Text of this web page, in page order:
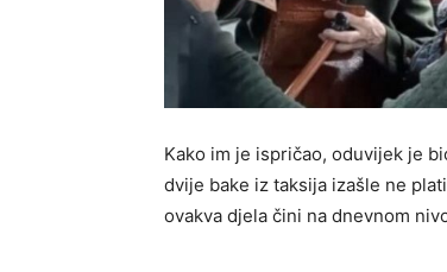
Kako im je ispričao, oduvijek je
dvije bake iz taksija izašle ne
ovakva djela čini na dnevnom